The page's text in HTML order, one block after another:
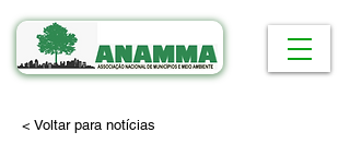
< Voltar para notícias